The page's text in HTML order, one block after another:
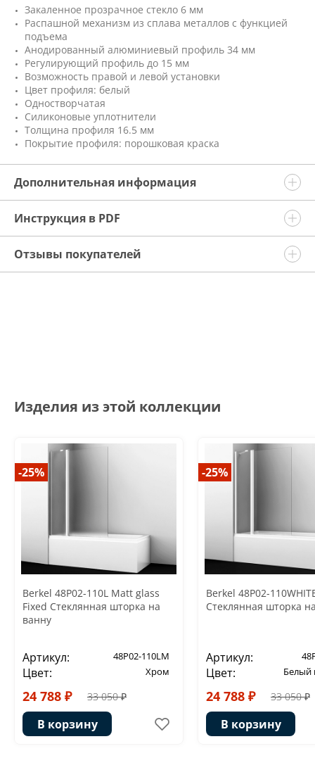
Закаленное прозрачное стекло 6 мм
Распашной механизм из сплава металлов с функцией
подъема
Анодированный алюминиевый профиль 34 мм
Регулирующий профиль до 15 мм
Возможность правой и левой установки
Цвет профиля: белый
Одностворчатая
Силиконовые уплотнители
Толщина профиля 16.5 мм
Покрытие профиля: порошковая краска
Дополнительная информация
Инструкция в PDF
Отзывы покупателей
Изделия из этой коллекции
-25%
Berkel 48P02-110L Matt glass
Fixed Стеклянная шторка на
ванну
Артикул: 48P02-110LM
Цвет: Хром
24 788 ₽ 33 050 ₽
В корзину
-25%
Berkel 48P02-
Стеклянная шторка
Артикул:
Цвет: Белый
24 788 ₽ 33 050 ₽
В корзину